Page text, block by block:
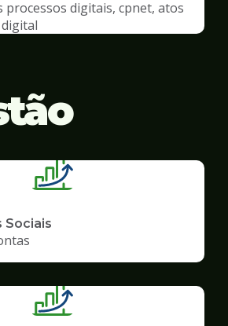
processos digitais, cpnet, atos
Sociais